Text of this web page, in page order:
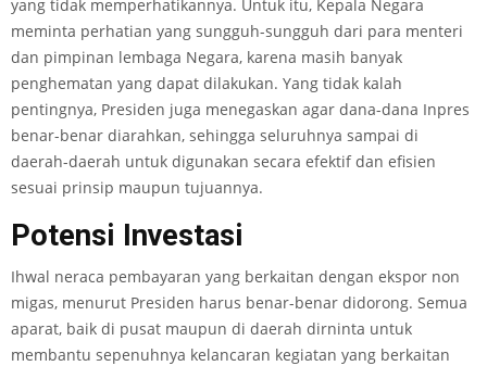
yang tidak memperhatikannya. Untuk itu, Kepala Negara
meminta perhatian yang sungguh-sungguh dari para menteri
dan pimpinan lembaga Negara, karena masih banyak
penghematan yang dapat dilakukan. Yang tidak kalah
pentingnya, Presiden juga menegaskan agar dana-dana Inpres
benar-benar diarahkan, sehingga seluruhnya sampai di
daerah-daerah untuk digunakan secara efektif dan efisien
sesuai prinsip maupun tujuannya.
Potensi Investasi
Ihwal neraca pembayaran yang berkaitan dengan ekspor non
migas, menurut Presiden harus benar-benar didorong. Semua
aparat, baik di pusat maupun di daerah dirninta untuk
membantu sepenuhnya kelancaran kegiatan yang berkaitan